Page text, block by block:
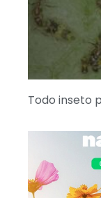
Todo inseto